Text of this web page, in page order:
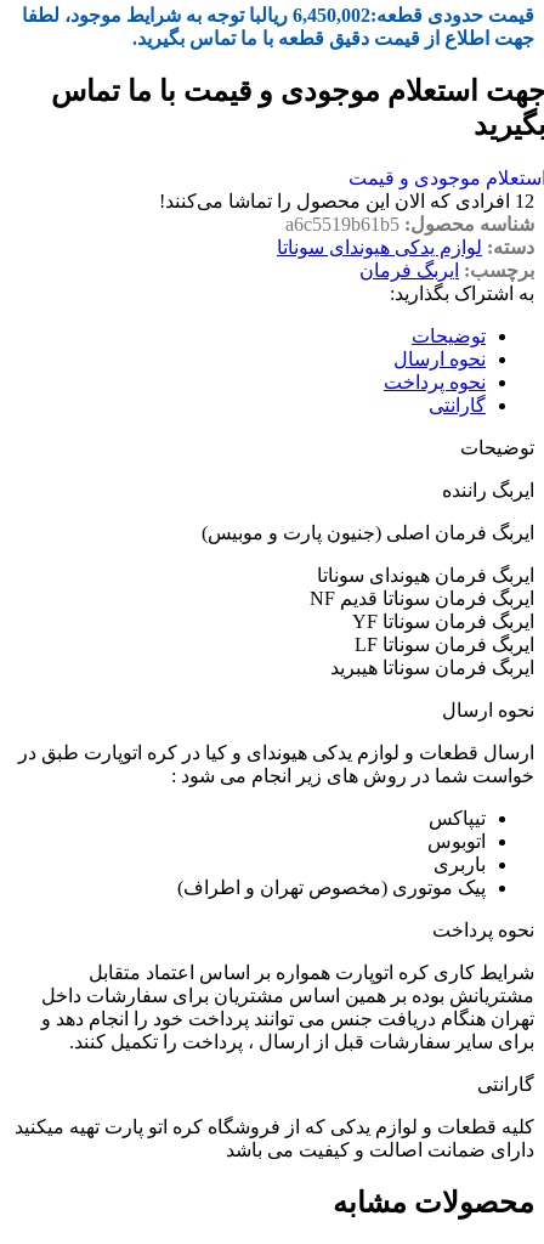
قیمت حدودی قطعه:6,450,002 ریالبا توجه به شرایط موجود، لطفا
جهت اطلاع از قیمت دقیق قطعه با ما تماس بگیرید.
استعلام موجودی و قیمت با ما تماس
موجودی و قیمت
12 افرادی که الان این محصول را تماشا می‌کنند!
شناسه محصول: a6c5519b61b5
دسته: لوازم یدکی هیوندای سوناتا
برچسب: ایربگ فرمان
به اشتراک بگذارید:
توضیحات
نحوه ارسال
نحوه پرداخت
گارانتی
توضیحات
ایربگ راننده
ایربگ فرمان اصلی (جنیون پارت و موبیس)
ایربگ فرمان هیوندای سوناتا
ایربگ فرمان سوناتا قدیم NF
ایربگ فرمان سوناتا YF
ایربگ فرمان سوناتا LF
ایربگ فرمان سوناتا هیبرید
نحوه ارسال
ارسال قطعات و لوازم یدکی هیوندای و کیا در کره اتوپارت طبق در
خواست شما در روش های زیر انجام می شود :
تیپاکس
اتوبوس
باربری
پیک موتوری (مخصوص تهران و اطراف)
نحوه پرداخت
شرایط کاری کره اتوپارت همواره بر اساس اعتماد متقابل
مشتریانش بوده بر همین اساس مشتریان برای سفارشات داخل
تهران هنگام دریافت جنس می توانند پرداخت خود را انجام دهد و
برای سایر سفارشات قبل از ارسال ، پرداخت را تکمیل کنند.
گارانتی
کلیه قطعات و لوازم یدکی که از فروشگاه کره اتو پارت تهیه میکنید
دارای ضمانت اصالت و کیفیت می باشد
محصولات مشابه